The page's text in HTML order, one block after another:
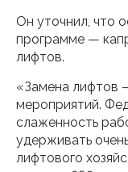
Он уточнил, что
программе —
лифтов.
«Замена лифтов
мероприятий.
слаженность
удерживать
лифтового